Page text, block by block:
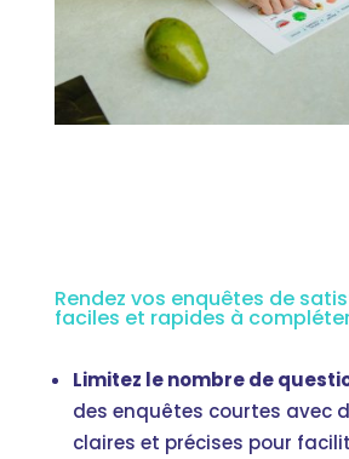
Rendez vos enquêtes de
faciles et rapides à
Limitez le nombre de
des enquêtes courtes avec
claires et précises pour